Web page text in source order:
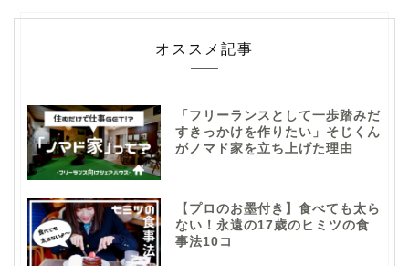
オススメ記事
「フリーランスとして一歩踏みだ
すきっかけを作りたい」そじくん
がノマド家を立ち上げた理由
【プロのお墨付き】食べても太ら
ない！永遠の17歳のヒミツの食
事法10コ